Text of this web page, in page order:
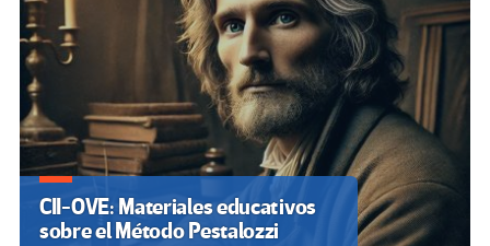
CII-OVE: Materiales educativos
sobre el Método Pestalozzi